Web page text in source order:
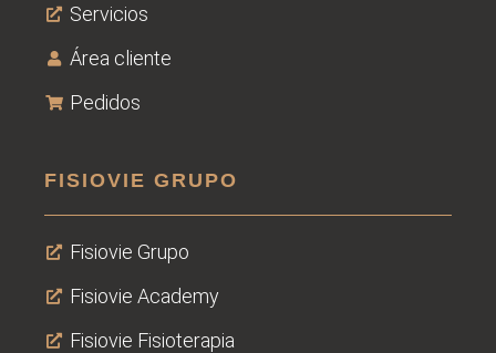
Servicios
Área cliente
Pedidos
FISIOVIE GRUPO
Fisiovie Grupo
Fisiovie Academy
Fisiovie Fisioterapia